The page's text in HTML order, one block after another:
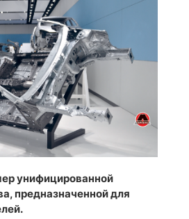
унифицированной
предназначенной для